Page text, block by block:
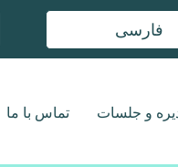
فارسی
و جلسات تماس با ما